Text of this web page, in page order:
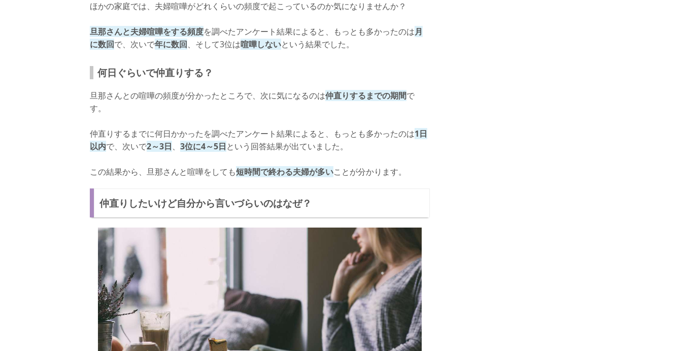
ほかの家庭では、夫婦喧嘩がどれくらいの頻度で起こっているのか気になりませんか？
旦那さんと夫婦喧嘩をする頻度を調べたアンケート結果によると、もっとも多かったのは月
に数回で、次いで年に数回、そして3位は喧嘩しないという結果でした。
何日ぐらいで仲直りする？
旦那さんとの喧嘩の頻度が分かったところで、次に気になるのは仲直りするまでの期間で
す。
仲直りするまでに何日かかったを調べたアンケート結果によると、もっとも多かったのは1日
以内で、次いで2～3日、 3位に4～5日という回答結果が出ていました。
この結果から、旦那さんと喧嘩をしても短時間で終わる夫婦が多いことが分かります。
仲直りしたいけど自分から言いづらいのはなぜ？